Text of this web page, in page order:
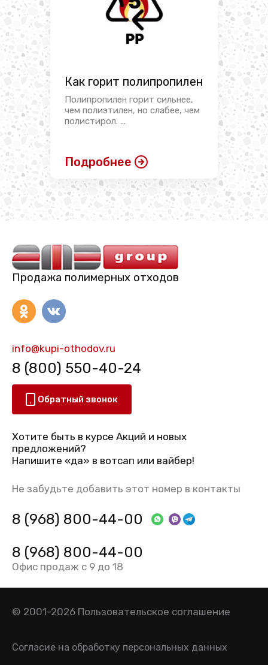
Как горит полипропилен
Полипропилен горит сильнее,
чем полиэтилен, но слабее, чем
полистирол. ...
Подробнее
Продажа полимерных отходов
info@kupi-othodov.ru
8 (800) 550-40-24
Обратный звонок
Хотите быть в курсе Акций и новых
предложений?
Напишите «да» в вотсап или вайбер!
Не забудьте добавить этот номер в контакты
8 (968) 800-44-00
8 (968) 800-44-00
Офис продаж с 9 до 18
© 2001-2026 Пользовательское соглашение
Согласие на обработку персональных данных